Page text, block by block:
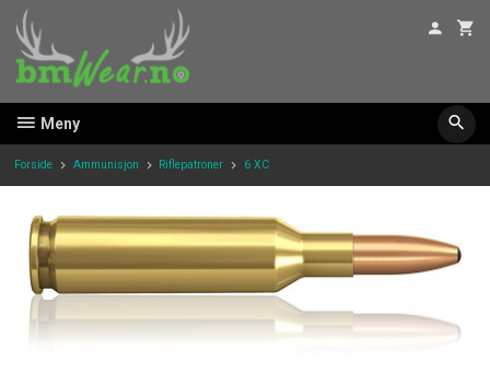
innholdet
Meny
Forside Ammunisjon Riflepatroner 6 XC